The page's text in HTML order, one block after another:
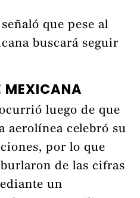
que pese al
buscará seguir
MEXICANA
luego de que
aerolínea celebró su
por lo que
de las cifras
un